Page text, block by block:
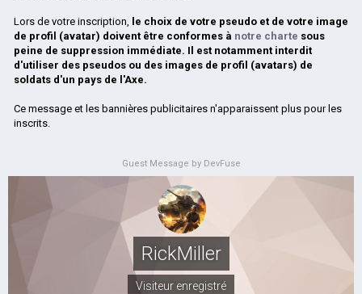
Lors de votre inscription, le choix de votre pseudo et de votre image
de profil (avatar) doivent être conformes à notre charte sous
peine de suppression immédiate. Il est notamment interdit
d'utiliser des pseudos ou des images de profil (avatars) de
soldats d'un pays de l'Axe.
Ce message et les bannières publicitaires n'apparaissent plus pour les
inscrits.
Guest Message by DevFuse
RickMiller
Visiteur enregistré